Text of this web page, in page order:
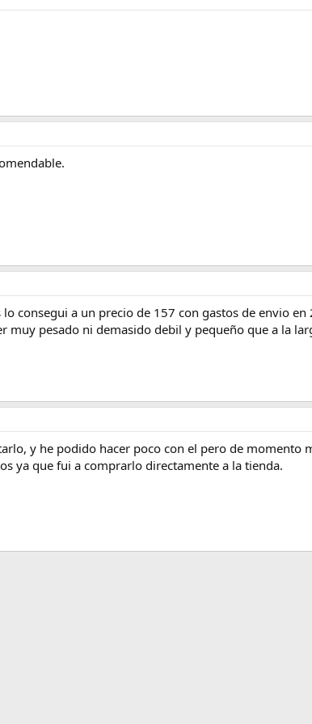
consegui a un precio de 157 con gastos de envio en
muy pesado ni demasido debil y pequeño que a la
y he podido hacer poco con el pero de momento
ya que fui a comprarlo directamente a la tienda.